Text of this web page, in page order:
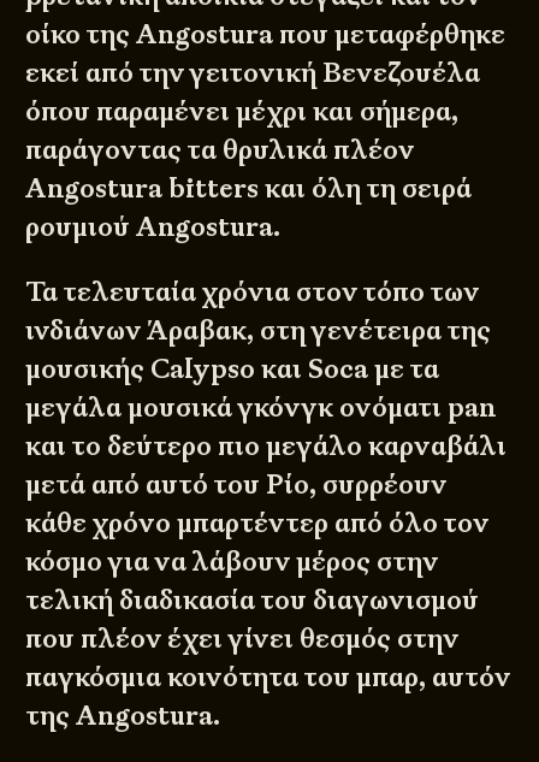
οίκο της Angostura που μεταφέρθηκε
εκεί από την γειτονική Βενεζουέλα
όπου παραμένει μέχρι και σήμερα,
παράγοντας τα θρυλικά πλέον
Angostura bitters και όλη τη σειρά
ρουμιού Angostura.
Τα τελευταία χρόνια στον τόπο των
ινδιάνων Άραβακ, στη γενέτειρα της
μουσικής Calypso και Soca με τα
μεγάλα μουσικά γκόνγκ ονόματι pan
και το δεύτερο πιο μεγάλο καρναβάλι
μετά από αυτό του Ρίο, συρρέουν
κάθε χρόνο μπαρτέντερ από όλο τον
κόσμο για να λάβουν μέρος στην
τελική διαδικασία του διαγωνισμού
που πλέον έχει γίνει θεσμός στην
παγκόσμια κοινότητα του μπαρ, αυτόν
της Angostura.